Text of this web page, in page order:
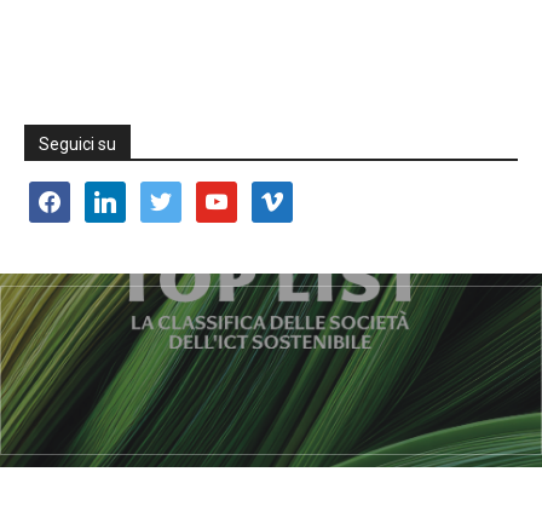
Seguici su
facebooklinkedin twitter youtube vimeo